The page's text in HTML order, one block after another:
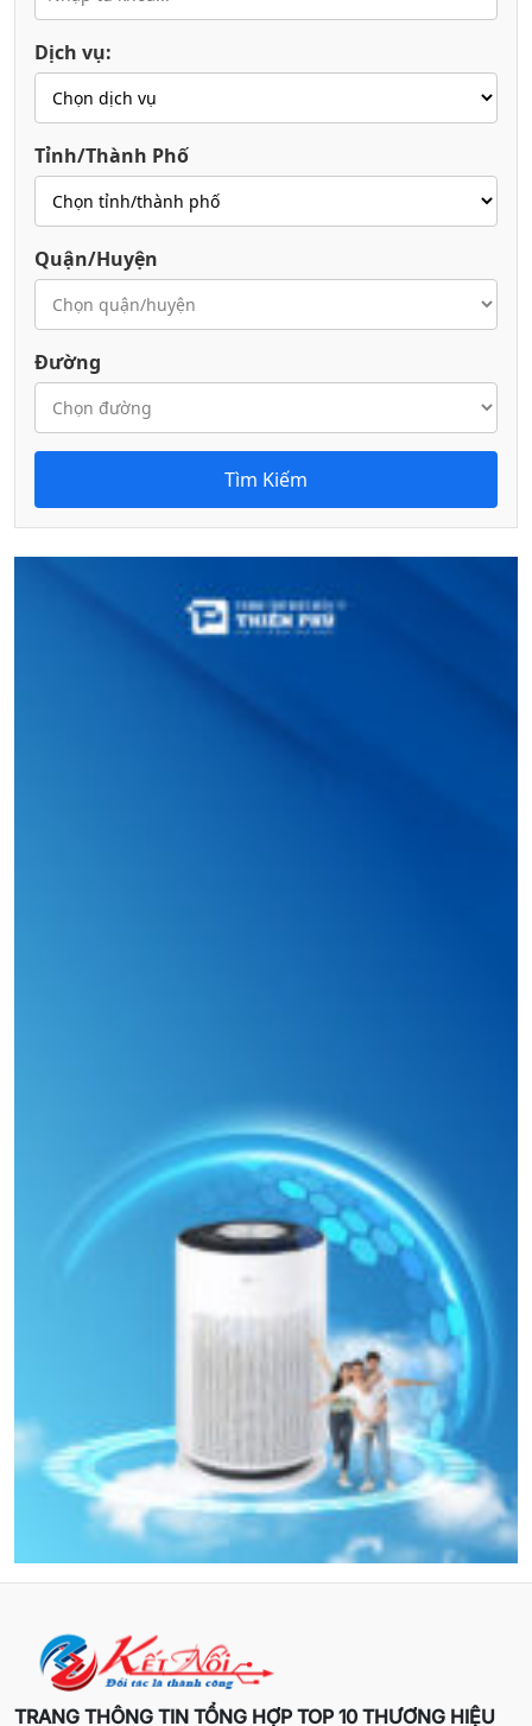
Dịch vụ:
Tỉnh/Thành Phố
Quận/Huyện
Đường
Tìm Kiếm
TRANG THÔNG TIN TỔNG HỢP TOP 10 THƯƠNG HIỆU